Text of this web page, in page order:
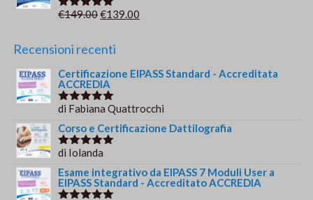
era:
Valutato
€149.00Il
originale
€149.00.
€139.00
€139.00.
Recensioni recenti
Certificazione EIPASS Standard - Accreditata
ACCREDIA
Valutato5
di Fabiana Quattrocchi
Corso e Certificazione Dattilografia
Valutato5
di Iolanda
Esame integrativo da EIPASS 7 Moduli User a
EIPASS Standard - Accreditato ACCREDIA